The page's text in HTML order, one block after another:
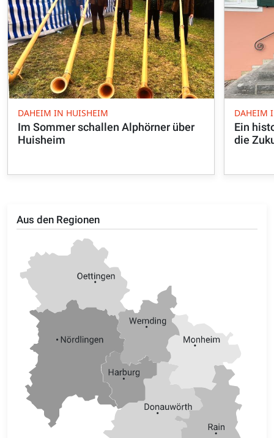
Aus den Regionen
DAHEIM IN HUISHEIM
Im Sommer schallen Alphörner über
Huisheim
DAHEIM
Ein
die